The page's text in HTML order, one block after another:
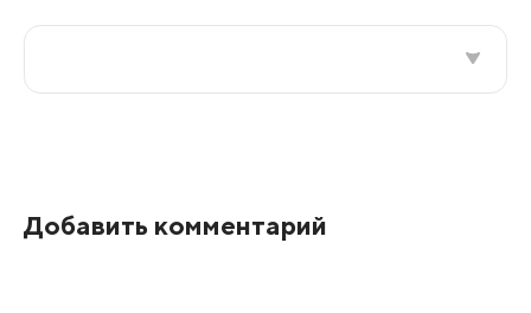
Добавить комментарий